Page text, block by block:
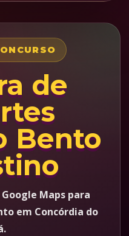
de
Bento
Maps para
em Concórdia do